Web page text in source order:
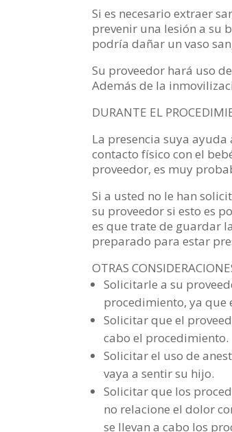
Si es necesario extraer
prevenir una lesión a su
podría dañar un vaso
Su proveedor hará uso
Además de la
DURANTE EL
La presencia suya
contacto físico con el
proveedor, es muy
Si a usted no le han
su proveedor si esto es
es que trate de guardar
preparado para estar
OTRAS
Solicitarle a su
procedimiento, ya que
Solicitar que el
cabo el procedimiento.
Solicitar el uso de
vaya a sentir su hijo.
Solicitar que los
no relacione el dolor
se llevan a cabo los